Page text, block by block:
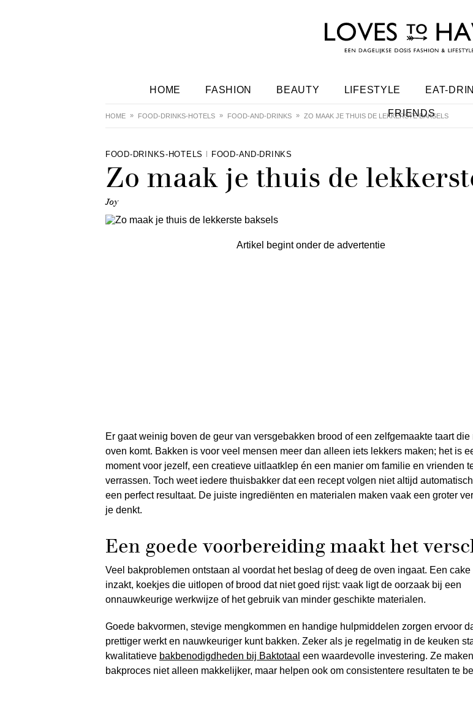
HOME FASHION BEAUTY LIFESTYLE EAT-
FRIENDS
HOME FOOD-DRINKS-HOTELS FOOD-AND-DRINKS ZO MAAK JE THUIS DE LEKKERSTE BAKSELS
FOOD-DRINKS-HOTELS FOOD-AND-DRINKS
Zo maak je thuis de
Joy
Artikel begint onder de advertentie
Er gaat weinig boven de geur van versgebakken brood of een zelfgemaakte taart die
oven komt. Bakken is voor veel mensen meer dan alleen iets lekkers maken; het is
moment voor jezelf, een creatieve uitlaatklep én een manier om familie en vrienden
verrassen. Toch weet iedere thuisbakker dat een recept volgen niet altijd
een perfect resultaat. De juiste ingrediënten en materialen maken vaak een groter
je denkt.
Een goede voorbereiding maakt het
Veel bakproblemen ontstaan al voordat het beslag of deeg de oven ingaat. Een cake
inzakt, koekjes die uitlopen of brood dat niet goed rijst: vaak ligt de oorzaak bij een
onnauwkeurige werkwijze of het gebruik van minder geschikte materialen.
Goede bakvormen, stevige mengkommen en handige hulpmiddelen zorgen ervoor
prettiger werkt en nauwkeuriger kunt bakken. Zeker als je regelmatig in de keuken
kwalitatieve bakbenodigdheden bij Baktotaal een waardevolle investering. Ze
bakproces niet alleen makkelijker, maar helpen ook om consistentere resultaten te